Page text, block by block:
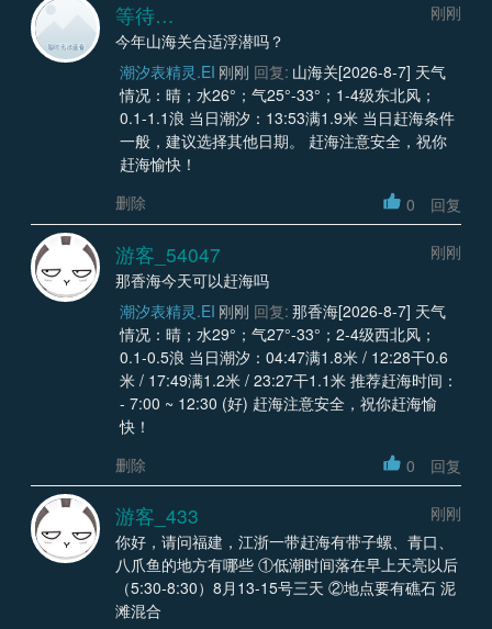
等待…
刚刚
今年山海关合适浮潜吗？
潮汐表精灵.EI 刚刚 回复: 山海关[2026-8-7] 天气
情况：晴；水26°；气25°-33°；1-4级东北风；
0.1-1.1浪 当日潮汐：13:53满1.9米 当日赶海条件
一般，建议选择其他日期。 赶海注意安全，祝你
赶海愉快！
删除
0 回复
游客_54047
刚刚
那香海今天可以赶海吗
潮汐表精灵.EI 刚刚 回复: 那香海[2026-8-7] 天气
情况：晴；水29°；气27°-33°；2-4级西北风；
0.1-0.5浪 当日潮汐：04:47满1.8米 / 12:28干0.6
米 / 17:49满1.2米 / 23:27干1.1米 推荐赶海时间：
- 7:00 ~ 12:30 (好) 赶海注意安全，祝你赶海愉
快！
删除
0 回复
游客_433
刚刚
你好，请问福建，江浙一带赶海有带子螺、青口、
八爪鱼的地方有哪些 ①低潮时间落在早上天亮以后
（5:30‑8:30）8月13-15号三天 ②地点要有礁石 泥
滩混合